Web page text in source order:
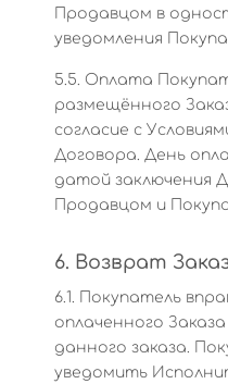
Продавцом в
уведомления
5.5. Оплата
размещённого
согласие с
Договора. День
датой заключения
Продавцом и
6. Возврат
6.1. Покупатель
оплаченного
данного заказа.
уведомить